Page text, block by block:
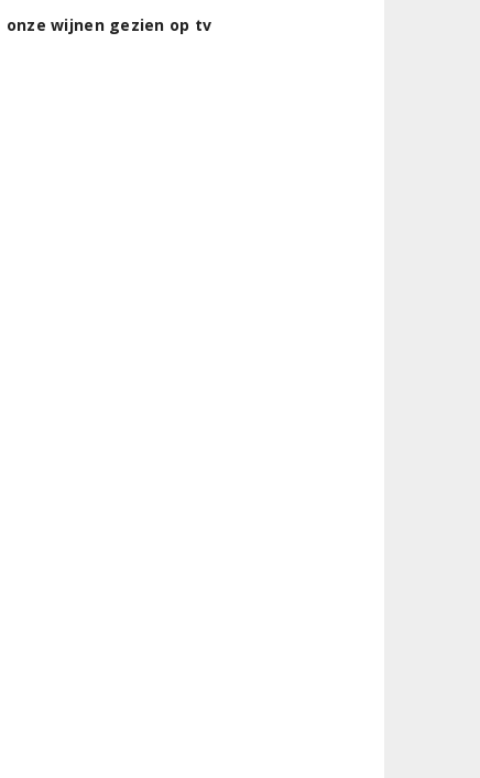
onze wijnen gezien op tv